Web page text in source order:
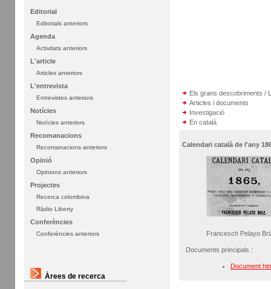
Editorial
Editorials anteriors
Agenda
Activitats anteriors
L'article
Articles anteriors
L'entrevista
Entrevistes anteriors
Notícies
Notícies anteriors
Recomanacions
Recomanacions anteriors
Opinió
Opinions anteriors
Projectes
Recerca colombina
Ràdio Liberty
Conferències
Conferències anteriors
Àrees de recerca
Els grans descobriments /
Articles i documents
Investigació
En català
Calendari català de l'any
Francesch Pelayo
Documents principals :
Document